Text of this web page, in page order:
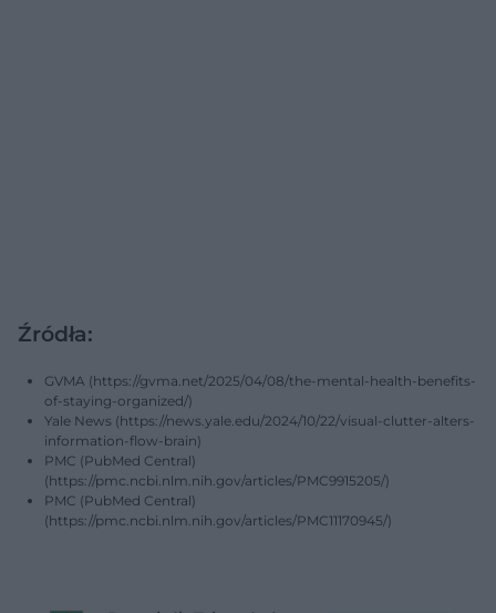
Źródła:
GVMA (https://gvma.net/2025/04/08/the-mental-health-benefits-
of-staying-organized/)
Yale News (https://news.yale.edu/2024/10/22/visual-clutter-alters-
information-flow-brain)
PMC (PubMed Central)
(https://pmc.ncbi.nlm.nih.gov/articles/PMC9915205/)
PMC (PubMed Central)
(https://pmc.ncbi.nlm.nih.gov/articles/PMC11170945/)